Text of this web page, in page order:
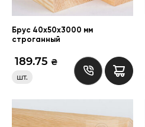
Брус 40х50х3000 мм
строганный
₴
189.75
шт.